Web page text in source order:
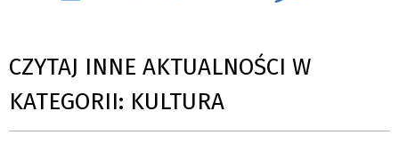
CZYTAJ INNE AKTUALNOŚCI W
KATEGORII: KULTURA